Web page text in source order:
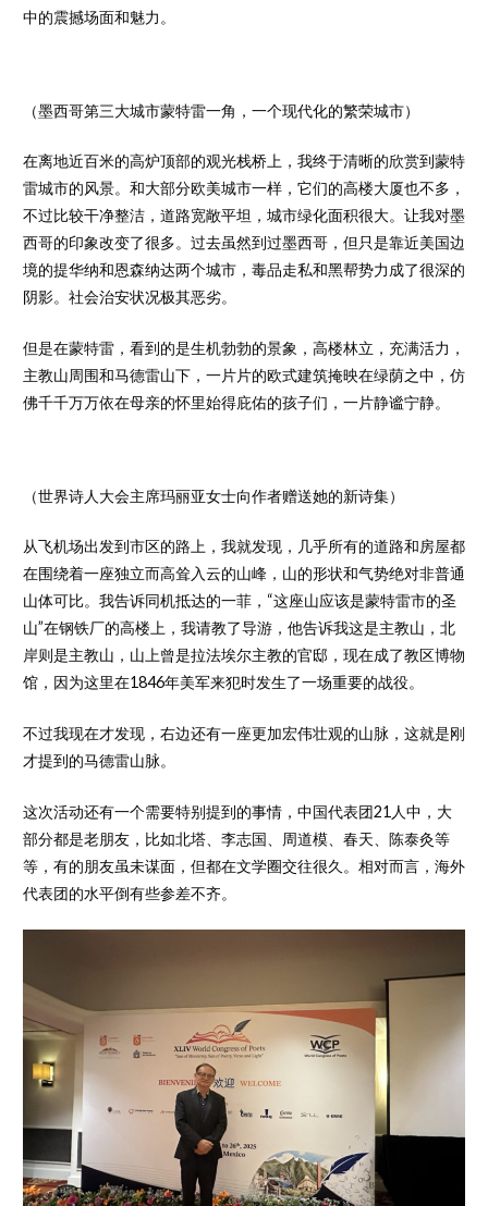
中的震撼场面和魅力。
（墨西哥第三大城市蒙特雷一角，一个现代化的繁荣城市）
在离地近百米的高炉顶部的观光栈桥上，我终于清晰的欣赏到蒙特
雷城市的风景。和大部分欧美城市一样，它们的高楼大厦也不多，
不过比较干净整洁，道路宽敞平坦，城市绿化面积很大。让我对墨
西哥的印象改变了很多。过去虽然到过墨西哥，但只是靠近美国边
境的提华纳和恩森纳达两个城市，毒品走私和黑帮势力成了很深的
阴影。社会治安状况极其恶劣。
但是在蒙特雷，看到的是生机勃勃的景象，高楼林立，充满活力，
主教山周围和马德雷山下，一片片的欧式建筑掩映在绿荫之中，仿
佛千千万万依在母亲的怀里始得庇佑的孩子们，一片静谧宁静。
（世界诗人大会主席玛丽亚女士向作者赠送她的新诗集）
从飞机场出发到市区的路上，我就发现，几乎所有的道路和房屋都
在围绕着一座独立而高耸入云的山峰，山的形状和气势绝对非普通
山体可比。我告诉同机抵达的一菲，“这座山应该是蒙特雷市的圣
山”在钢铁厂的高楼上，我请教了导游，他告诉我这是主教山，北
岸则是主教山，山上曾是拉法埃尔主教的官邸，现在成了教区博物
馆，因为这里在1846年美军来犯时发生了一场重要的战役。
不过我现在才发现，右边还有一座更加宏伟壮观的山脉，这就是刚
才提到的马德雷山脉。
这次活动还有一个需要特别提到的事情，中国代表团21人中，大
部分都是老朋友，比如北塔、李志国、周道模、春天、陈泰灸等
等，有的朋友虽未谋面，但都在文学圈交往很久。相对而言，海外
代表团的水平倒有些参差不齐。